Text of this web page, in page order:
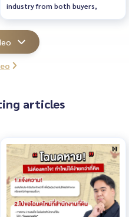
industry from both buyers,
sellers and brokers We will
reflect the truth about problems
in this industry Problems,
cheats, mistakes and lessons
#Real Estate drama
articles